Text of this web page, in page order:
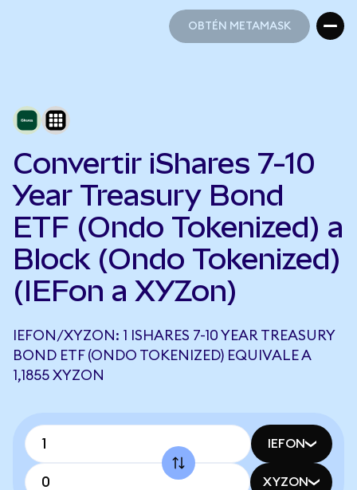
OBTÉN METAMASK
Convertir iShares 7-10
Year Treasury Bond
ETF (Ondo Tokenized) a
Block (Ondo Tokenized)
(IEFon a XYZon)
IEFON/XYZON: 1 ISHARES 7-10 YEAR TREASURY
BOND ETF (ONDO TOKENIZED) EQUIVALE A
1,1855 XYZON
IEFON
XYZON